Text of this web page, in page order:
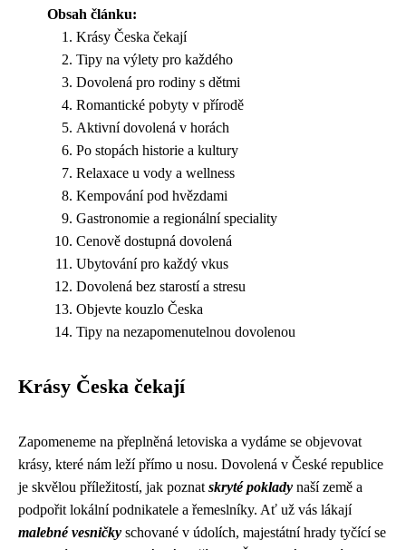
Obsah článku:
Krásy Česka čekají
Tipy na výlety pro každého
Dovolená pro rodiny s dětmi
Romantické pobyty v přírodě
Aktivní dovolená v horách
Po stopách historie a kultury
Relaxace u vody a wellness
Kempování pod hvězdami
Gastronomie a regionální speciality
Cenově dostupná dovolená
Ubytování pro každý vkus
Dovolená bez starostí a stresu
Objevte kouzlo Česka
Tipy na nezapomenutelnou dovolenou
Krásy Česka čekají
Zapomeneme na přeplněná letoviska a vydáme se objevovat
krásy, které nám leží přímo u nosu. Dovolená v České republice
je skvělou příležitostí, jak poznat skryté poklady naší země a
podpořit lokální podnikatele a řemeslníky. Ať už vás lákají
malebné vesničky schované v údolích, majestátní hrady tyčící se